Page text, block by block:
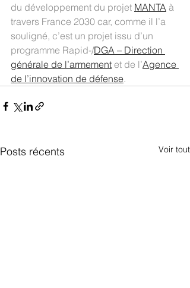
du développement du projet MANTA à
travers France 2030 car, comme il l’a
souligné, c’est un projet issu d’un
programme Rapid-/DGA – Direction
générale de l’armement et de l’Agence
de l’innovation de défense.
Posts récents Voir tout